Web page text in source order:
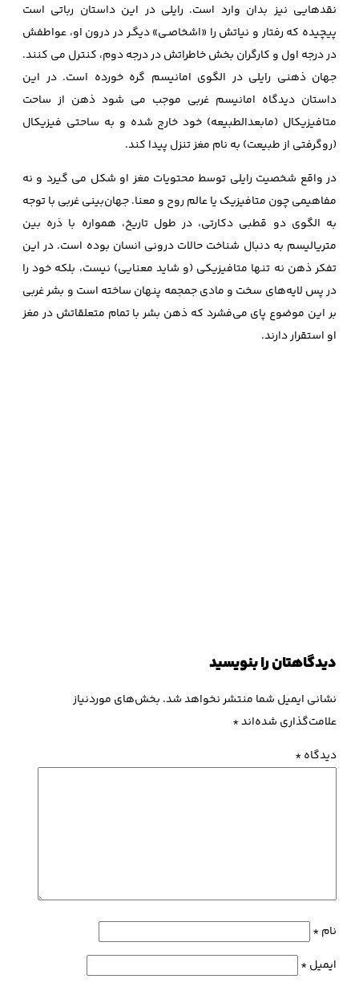
نقدهایی نیز بدان وارد است. رایلی در این داستان رباتی است
پیچیده كه رفتار و نیاتش را «اشخاصـی» دیگـر در درون او، عواطفش
در درجه اول و كارگران بخش خاطراتش در درجه دوم، كنترل می كنند.
جهان ذهنی رایلی در الگوی امانیسم گره خورده است. در این
داستان دیدگاه امانیسم غربی موجب می شود ذهن از ساحت
متافیزیکال (مابعدالطبیعه) خود خارج شده و به ساحتی فیزیکال
(روگرفتی از طبیعت) به نام مغز تنزل پیدا کند.
در واقع شخصیت رایلی توسط محتویات مغز او شکل می گیرد و نه
مفاهیمی چون متافیزیک یا عالم روح و معنا. جهان‌بینی غربی با توجه
به الگوی دو قطبی دکارتی، در طول تاریخ، همواره با ذره بین
متریالیسم به دنبال شناخت حالات درونی انسان بوده است. در این
تفکر ذهن نه تنها متافیزیکی (و شاید معنایی) نیست، بلکه خود را
در پس لایه‌های سخت و مادی جمجمه پنهان ساخته است و بشر غربی
بر این موضوع پای می‌فشرد که ذهن بشر با تمام متعلقاتش در مغز
او استقرار دارند.
دیدگاهتان را بنویسید
نشانی ایمیل شما منتشر نخواهد شد. بخش‌های موردنیاز
علامت‌گذاری شده‌اند*
دیدگاه*
نام*
ایمیل*